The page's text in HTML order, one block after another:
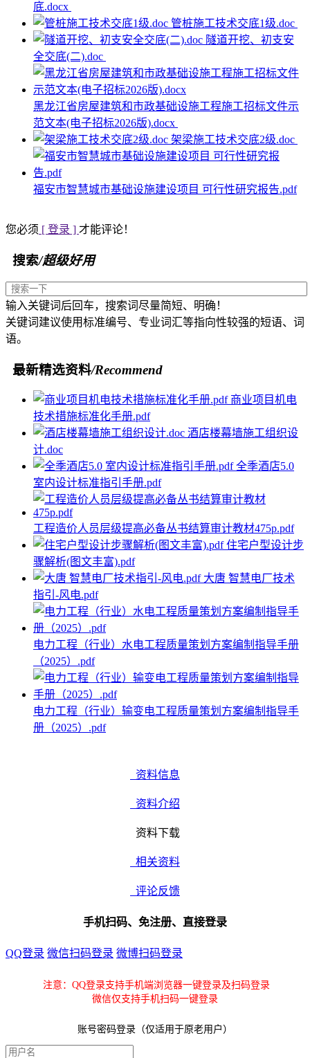
底.docx
管桩施工技术交底1级.doc
隧道开挖、初支安
全交底(二).doc
黑龙江省房屋建筑和市政基础设施工程施工招标文件示
范文本(电子招标2026版).docx
架梁施工技术交底2级.doc
福安市智慧城市基础设施建设项目 可行性研究报告.pdf
您必须 [ 登录 ] 才能评论！
搜索/超级好用
输入关键词后回车，搜索词尽量简短、明确！
关键词建议使用标准编号、专业词汇等指向性较强的短语、词
语。
最新精选资料/Recommend
商业项目机电
技术措施标准化手册.pdf
酒店楼幕墙施工组织设
计.doc
全季酒店5.0
室内设计标准指引手册.pdf
工程造价人员层级提高必备丛书结算审计教材475p.pdf
住宅户型设计步
骤解析(图文丰富).pdf
大唐 智慧电厂技术
指引-风电.pdf
电力工程（行业）水电工程质量策划方案编制指导手册
（2025）.pdf
电力工程（行业）输变电工程质量策划方案编制指导手
册（2025）.pdf
资料信息
资料介绍
资料下载
相关资料
评论反馈
手机扫码、免注册、直接登录
QQ登录 微信扫码登录 微博扫码登录
注意：QQ登录支持手机端浏览器一键登录及扫码登录
微信仅支持手机扫码一键登录
账号密码登录（仅适用于原老用户）